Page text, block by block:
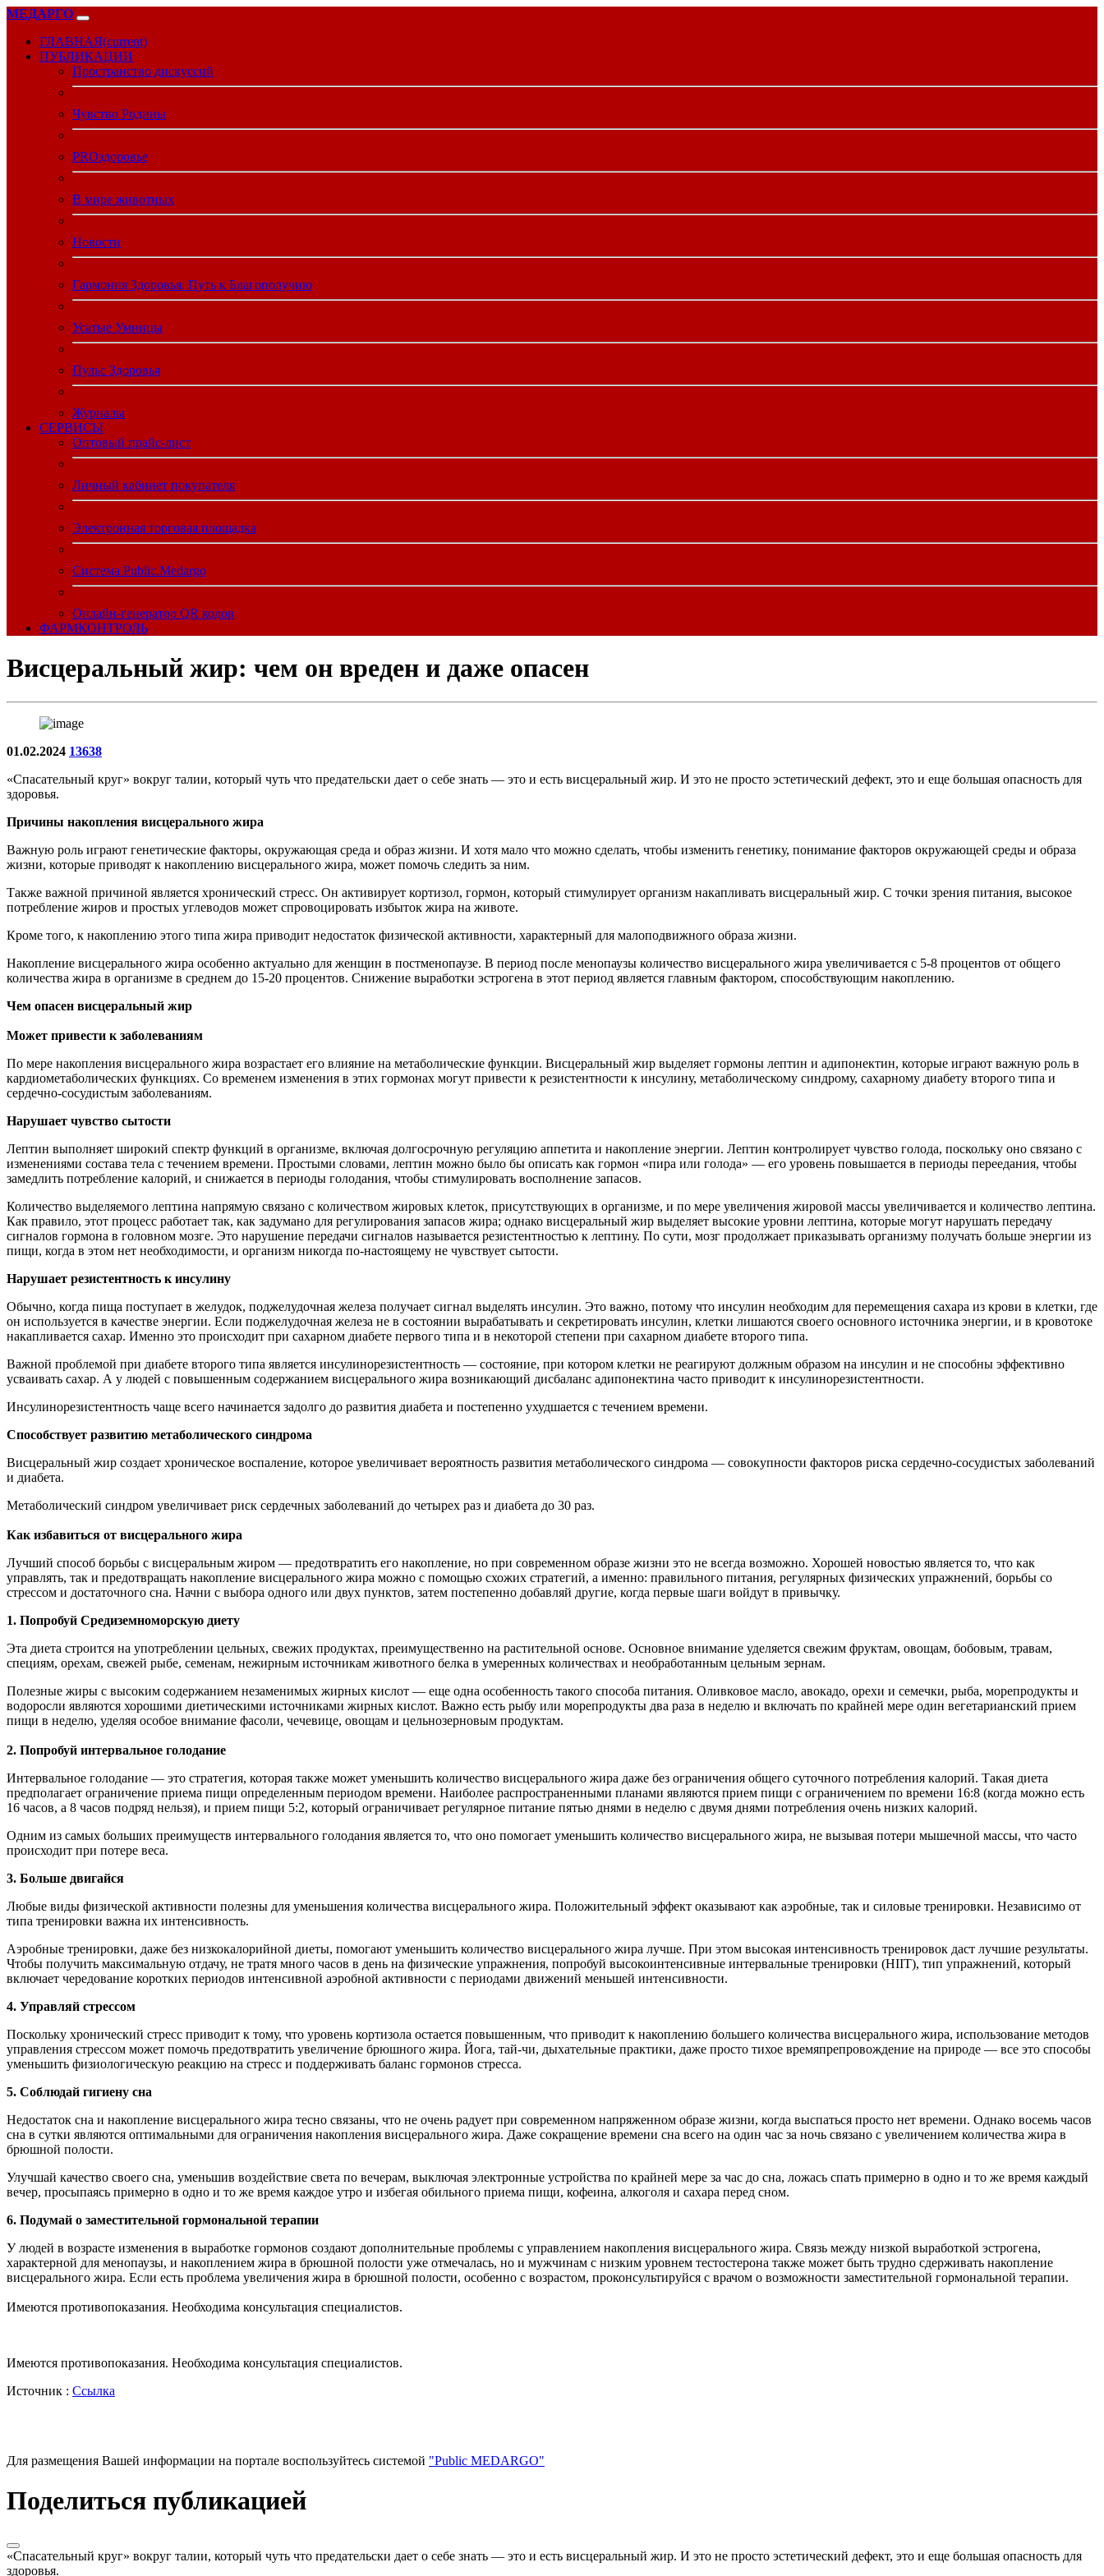
МЕДАРГО
ГЛАВНАЯ(current)
ПУБЛИКАЦИИ
Пространство дискуссий
Чувство Родины
PROздоровье
В мире животных
Новости
Гармония Здоровья: Путь к Благополучию
Усатые Умницы
Пульс Здоровья
Журналы
CЕРВИСЫ
Оптовый прайс-лист
Личный кабинет покупателя
Электронная торговая площадка
Система Public.Medargo
Онлайн-генератор QR кодов
ФАРМКОНТРОЛЬ
Висцеральный жир: чем он вреден и даже опасен
01.02.2024 13638
«Спасательный круг» вокруг талии, который чуть что предательски дает о себе знать — это и есть висцеральный жир. И это не просто эстетический дефект, это и еще большая опасность для
здоровья.
Причины накопления висцерального жира
Важную роль играют генетические факторы, окружающая среда и образ жизни. И хотя мало что можно сделать, чтобы изменить генетику, понимание факторов окружающей среды и образа
жизни, которые приводят к накоплению висцерального жира, может помочь следить за ним.
Также важной причиной является хронический стресс. Он активирует кортизол, гормон, который стимулирует организм накапливать висцеральный жир. С точки зрения питания, высокое
потребление жиров и простых углеводов может спровоцировать избыток жира на животе.
Кроме того, к накоплению этого типа жира приводит недостаток физической активности, характерный для малоподвижного образа жизни.
Накопление висцерального жира особенно актуально для женщин в постменопаузе. В период после менопаузы количество висцерального жира увеличивается с 5-8 процентов от общего
количества жира в организме в среднем до 15-20 процентов. Снижение выработки эстрогена в этот период является главным фактором, способствующим накоплению.
Чем опасен висцеральный жир
Может привести к заболеваниям
По мере накопления висцерального жира возрастает его влияние на метаболические функции. Висцеральный жир выделяет гормоны лептин и адипонектин, которые играют важную роль в
кардиометаболических функциях. Со временем изменения в этих гормонах могут привести к резистентности к инсулину, метаболическому синдрому, сахарному диабету второго типа и
сердечно-сосудистым заболеваниям.
Нарушает чувство сытости
Лептин выполняет широкий спектр функций в организме, включая долгосрочную регуляцию аппетита и накопление энергии. Лептин контролирует чувство голода, поскольку оно связано с
изменениями состава тела с течением времени. Простыми словами, лептин можно было бы описать как гормон «пира или голода» — его уровень повышается в периоды переедания, чтобы
замедлить потребление калорий, и снижается в периоды голодания, чтобы стимулировать восполнение запасов.
Количество выделяемого лептина напрямую связано с количеством жировых клеток, присутствующих в организме, и по мере увеличения жировой массы увеличивается и количество лептина.
Как правило, этот процесс работает так, как задумано для регулирования запасов жира; однако висцеральный жир выделяет высокие уровни лептина, которые могут нарушать передачу
сигналов гормона в головном мозге. Это нарушение передачи сигналов называется резистентностью к лептину. По сути, мозг продолжает приказывать организму получать больше энергии из
пищи, когда в этом нет необходимости, и организм никогда по-настоящему не чувствует сытости.
Нарушает резистентность к инсулину
Обычно, когда пища поступает в желудок, поджелудочная железа получает сигнал выделять инсулин. Это важно, потому что инсулин необходим для перемещения сахара из крови в клетки, где
он используется в качестве энергии. Если поджелудочная железа не в состоянии вырабатывать и секретировать инсулин, клетки лишаются своего основного источника энергии, и в кровотоке
накапливается сахар. Именно это происходит при сахарном диабете первого типа и в некоторой степени при сахарном диабете второго типа.
Важной проблемой при диабете второго типа является инсулинорезистентность — состояние, при котором клетки не реагируют должным образом на инсулин и не способны эффективно
усваивать сахар. А у людей с повышенным содержанием висцерального жира возникающий дисбаланс адипонектина часто приводит к инсулинорезистентности.
Инсулинорезистентность чаще всего начинается задолго до развития диабета и постепенно ухудшается с течением времени.
Способствует развитию метаболического синдрома
Висцеральный жир создает хроническое воспаление, которое увеличивает вероятность развития метаболического синдрома — совокупности факторов риска сердечно-сосудистых заболеваний
и диабета.
Метаболический синдром увеличивает риск сердечных заболеваний до четырех раз и диабета до 30 раз.
Как избавиться от висцерального жира
Лучший способ борьбы с висцеральным жиром — предотвратить его накопление, но при современном образе жизни это не всегда возможно. Хорошей новостью является то, что как
управлять, так и предотвращать накопление висцерального жира можно с помощью схожих стратегий, а именно: правильного питания, регулярных физических упражнений, борьбы со
стрессом и достаточного сна. Начни с выбора одного или двух пунктов, затем постепенно добавляй другие, когда первые шаги войдут в привычку.
1. Попробуй Средиземноморскую диету
Эта диета строится на употреблении цельных, свежих продуктах, преимущественно на растительной основе. Основное внимание уделяется свежим фруктам, овощам, бобовым, травам,
специям, орехам, свежей рыбе, семенам, нежирным источникам животного белка в умеренных количествах и необработанным цельным зернам.
Полезные жиры с высоким содержанием незаменимых жирных кислот — еще одна особенность такого способа питания. Оливковое масло, авокадо, орехи и семечки, рыба, морепродукты и
водоросли являются хорошими диетическими источниками жирных кислот. Важно есть рыбу или морепродукты два раза в неделю и включать по крайней мере один вегетарианский прием
пищи в неделю, уделяя особое внимание фасоли, чечевице, овощам и цельнозерновым продуктам.
2. Попробуй интервальное голодание
Интервальное голодание — это стратегия, которая также может уменьшить количество висцерального жира даже без ограничения общего суточного потребления калорий. Такая диета
предполагает ограничение приема пищи определенным периодом времени. Наиболее распространенными планами являются прием пищи с ограничением по времени 16:8 (когда можно есть
16 часов, а 8 часов подряд нельзя), и прием пищи 5:2, который ограничивает регулярное питание пятью днями в неделю с двумя днями потребления очень низких калорий.
Одним из самых больших преимуществ интервального голодания является то, что оно помогает уменьшить количество висцерального жира, не вызывая потери мышечной массы, что часто
происходит при потере веса.
3. Больше двигайся
Любые виды физической активности полезны для уменьшения количества висцерального жира. Положительный эффект оказывают как аэробные, так и силовые тренировки. Независимо от
типа тренировки важна их интенсивность.
Аэробные тренировки, даже без низкокалорийной диеты, помогают уменьшить количество висцерального жира лучше. При этом высокая интенсивность тренировок даст лучшие результаты.
Чтобы получить максимальную отдачу, не тратя много часов в день на физические упражнения, попробуй высокоинтенсивные интервальные тренировки (HIIT), тип упражнений, который
включает чередование коротких периодов интенсивной аэробной активности с периодами движений меньшей интенсивности.
4. Управляй стрессом
Поскольку хронический стресс приводит к тому, что уровень кортизола остается повышенным, что приводит к накоплению большего количества висцерального жира, использование методов
управления стрессом может помочь предотвратить увеличение брюшного жира. Йога, тай-чи, дыхательные практики, даже просто тихое времяпрепровождение на природе — все это способы
уменьшить физиологическую реакцию на стресс и поддерживать баланс гормонов стресса.
5. Соблюдай гигиену сна
Недостаток сна и накопление висцерального жира тесно связаны, что не очень радует при современном напряженном образе жизни, когда выспаться просто нет времени. Однако восемь часов
сна в сутки являются оптимальными для ограничения накопления висцерального жира. Даже сокращение времени сна всего на один час за ночь связано с увеличением количества жира в
брюшной полости.
Улучшай качество своего сна, уменьшив воздействие света по вечерам, выключая электронные устройства по крайней мере за час до сна, ложась спать примерно в одно и то же время каждый
вечер, просыпаясь примерно в одно и то же время каждое утро и избегая обильного приема пищи, кофеина, алкоголя и сахара перед сном.
6. Подумай о заместительной гормональной терапии
У людей в возрасте изменения в выработке гормонов создают дополнительные проблемы с управлением накопления висцерального жира. Связь между низкой выработкой эстрогена,
характерной для менопаузы, и накоплением жира в брюшной полости уже отмечалась, но и мужчинам с низким уровнем тестостерона также может быть трудно сдерживать накопление
висцерального жира. Если есть проблема увеличения жира в брюшной полости, особенно с возрастом, проконсультируйся с врачом о возможности заместительной гормональной терапии.
Имеются противопоказания. Необходима консультация специалистов.
Имеются противопоказания. Необходима консультация специалистов.
Источник : Ссылка
Для размещения Вашей информации на портале воспользуйтесь системой "Public MEDARGO"
Поделиться публикацией
«Спасательный круг» вокруг талии, который чуть что предательски дает о себе знать — это и есть висцеральный жир. И это не просто эстетический дефект, это и еще большая опасность для
здоровья.